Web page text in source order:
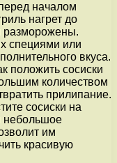
началом
нагрет до
разморожены.
специями или
вкуса.
положить сосиски
количеством
прилипание.
сосиски на
небольшое
им
красивую